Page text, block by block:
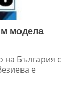
модела
на България с
е